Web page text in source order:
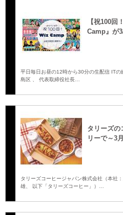
【祝100回
Camp』が
平日毎日お昼の12時から30分の生配信 IT
島区 、 代表取締役社長…
タリーズの
リーで～3
タリーズコーヒージャパン株式会社（本社
雄、 以下「タリーズコーヒー」）…